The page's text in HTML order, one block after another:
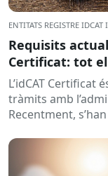
ENTITATS REGISTRE IDCAT
Requisits
Certificat: tot
L’idCAT Certificat
tràmits amb
Recentment,